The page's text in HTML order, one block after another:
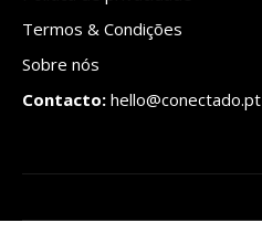
Termos & Condições
Sobre nós
Contacto: hello@conectado.pt